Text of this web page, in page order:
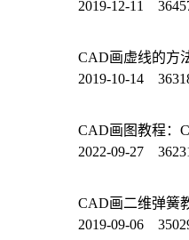
2019-12-11
CAD画虚线的方
2019-10-14
CAD画图教程：
2022-09-27
CAD画二维弹簧
2019-09-06